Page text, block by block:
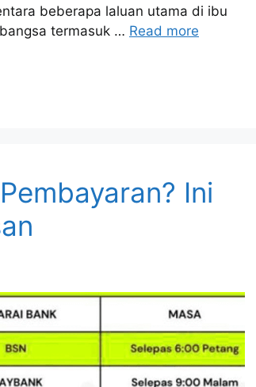
beberapa laluan utama di ibu
termasuk … Read more
Ini